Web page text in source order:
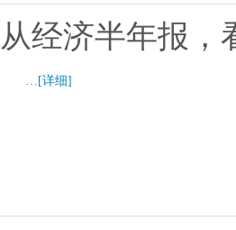
从经济半年报，
… [详细]